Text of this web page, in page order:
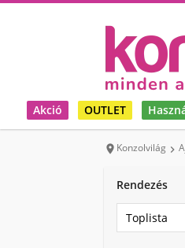
Akció OUTLET
 Konzolvilág 
Rendezés